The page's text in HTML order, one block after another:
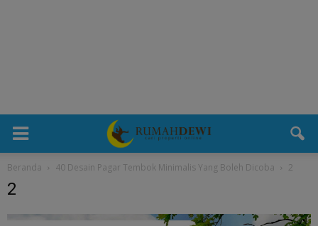
Beranda 40 Desain Pagar Tembok Minimalis Yang Boleh Dicoba 2
2